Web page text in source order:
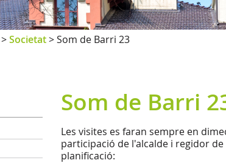
>Societat>Som de Barri 23
Som de Barri
Les visites es faran sempre en
participació de l'alcalde i regidor
planificació: